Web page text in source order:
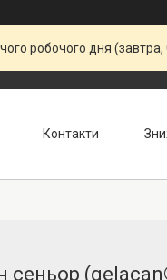
робочого дня (завтра,
Контакти
сеньор